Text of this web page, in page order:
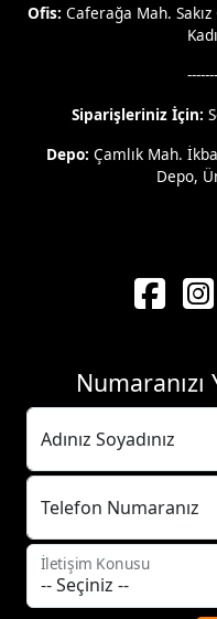
Ofis: Caferağa Mah.
Siparişleriniz İçin:
Depo: Çamlık Mah.
Depo,
Numaranızı
Adınız Soyadınız
Telefon Numaranız
İletişim Konusu